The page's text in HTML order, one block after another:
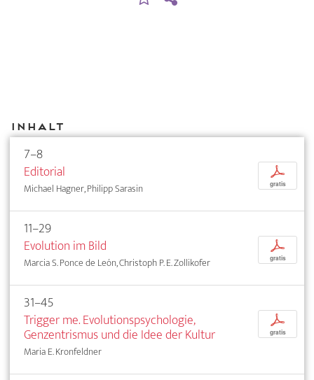
Inhalt
7–8
Editorial
Michael Hagner, Philipp Sarasin
p
gratis
11–29
Evolution im Bild
Marcia S. Ponce de León, Christoph P. E. Zollikofer
p
gratis
31–45
Trigger me. Evolutionspsychologie,
Genzentrismus und die Idee der Kultur
Maria E. Kronfeldner
p
gratis